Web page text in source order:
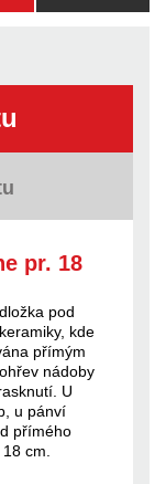
pr. 18
pod
kde
přímým
nádoby
U
u pánví
přímého
cm.